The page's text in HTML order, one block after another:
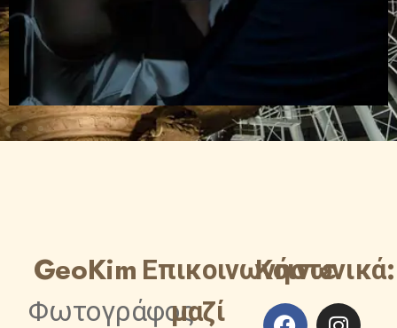
GeoKim
Φωτογράφος
Επικοινωνήστε
μαζί
Κοινωνικά: